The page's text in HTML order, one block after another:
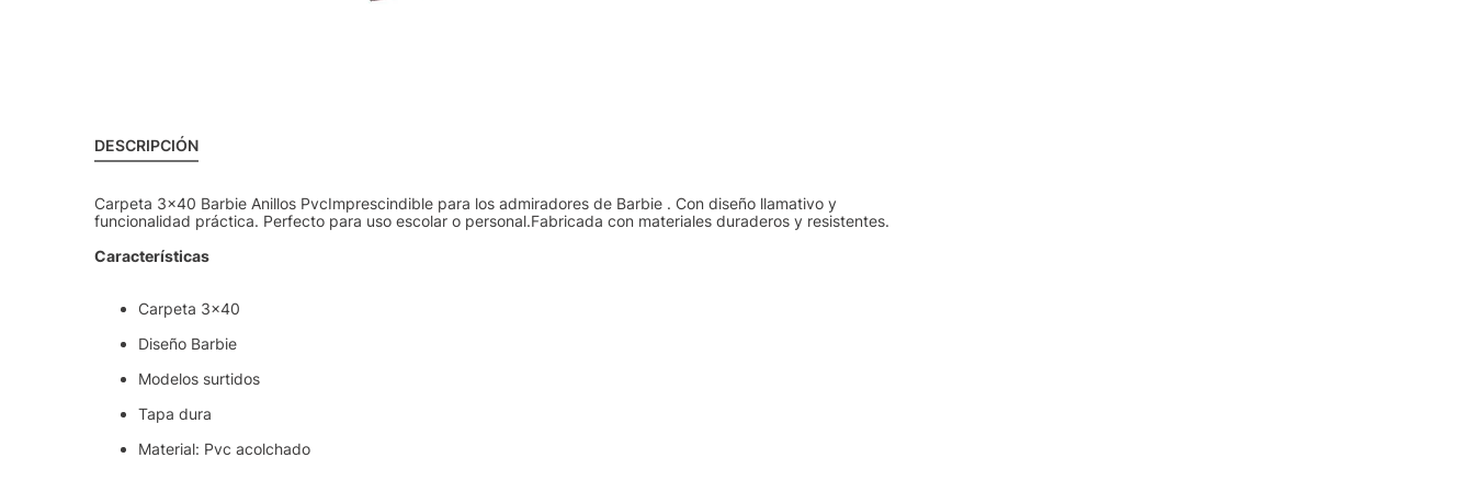
DESCRIPCIÓN
Carpeta 3x40 Barbie Anillos PvcImprescindible para los admiradores de Barbie . Con diseño llamativo y
funcionalidad práctica. Perfecto para uso escolar o personal.Fabricada con materiales duraderos y resistentes.
Características
Carpeta 3x40
Diseño Barbie
Modelos surtidos
Tapa dura
Material: Pvc acolchado